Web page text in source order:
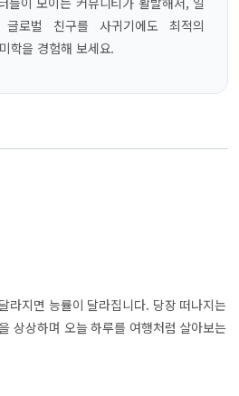
로벌 친구를 사귀기에도 최적의
학을 경험해 보세요.
라지면 능률이 달라집니다. 당장 떠나지는
상상하며 오늘 하루를 여행처럼 살아보는